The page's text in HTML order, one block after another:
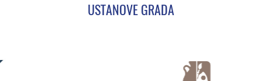
USTANOVE GRADA